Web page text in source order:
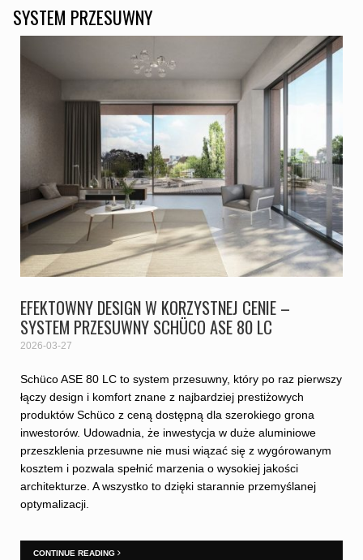
SYSTEM PRZESUWNY
EFEKTOWNY DESIGN W KORZYSTNEJ CENIE –
SYSTEM PRZESUWNY SCHÜCO ASE 80 LC
2026-03-27
Schüco ASE 80 LC to system przesuwny, który po raz pierwszy
łączy design i komfort znane z najbardziej prestiżowych
produktów Schüco z ceną dostępną dla szerokiego grona
inwestorów. Udowadnia, że inwestycja w duże aluminiowe
przeszklenia przesuwne nie musi wiązać się z wygórowanym
kosztem i pozwala spełnić marzenia o wysokiej jakości
architekturze. A wszystko to dzięki starannie przemyślanej
optymalizacji.
CONTINUE READING